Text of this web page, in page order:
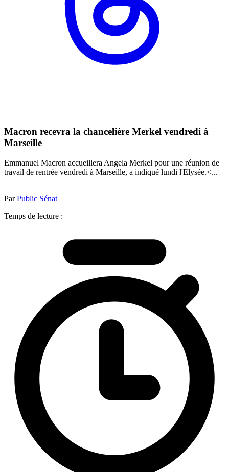
Macron recevra la chancelière Merkel vendredi à
Marseille
Emmanuel Macron accueillera Angela Merkel pour une réunion de
travail de rentrée vendredi à Marseille, a indiqué lundi l'Elysée.<...
ParPublic Sénat
Temps de lecture :